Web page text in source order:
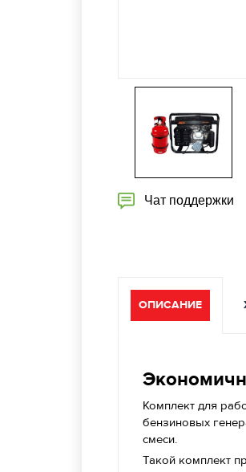
Чат поддержки
ОПИСАНИЕ
Комплект для
бензиновых
смеси.
Такой комплект